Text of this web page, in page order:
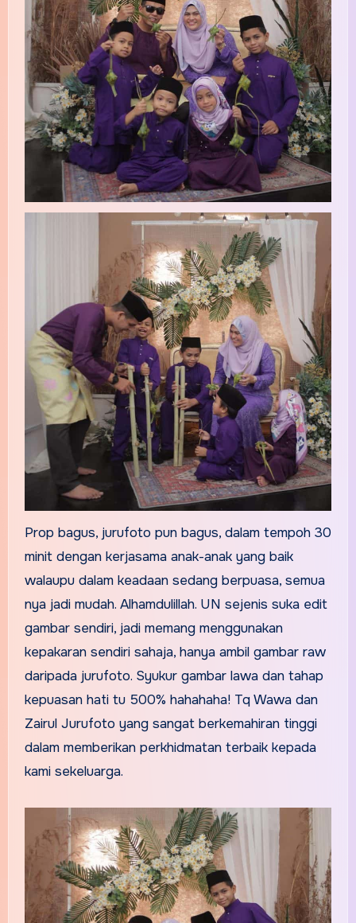
Prop bagus, jurufoto pun bagus, dalam tempoh 30
minit dengan kerjasama anak-anak yang baik
walaupu dalam keadaan sedang berpuasa, semua
nya jadi mudah. Alhamdulillah. UN sejenis suka edit
gambar sendiri, jadi memang menggunakan
kepakaran sendiri sahaja, hanya ambil gambar raw
daripada jurufoto. Syukur gambar lawa dan tahap
kepuasan hati tu 500% hahahaha! Tq Wawa dan
Zairul Jurufoto yang sangat berkemahiran tinggi
dalam memberikan perkhidmatan terbaik kepada
kami sekeluarga.